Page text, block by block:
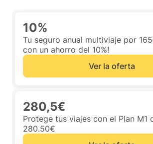
10%
Tu seguro anual multiviaje por
con un ahorro del 10%!
Ver la oferta
280,5€
Protege tus viajes con el Plan M1
280.50€